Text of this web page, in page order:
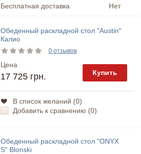
Бесплатная доставка Нет
Обеденный раскладной стол "Austin"
Калио
0 отзывов
Цена
17 725 грн. Купить
В список желаний (0)
Добавить к сравнению (0)
Обеденный раскладной стол "ONYX
S" Blonski